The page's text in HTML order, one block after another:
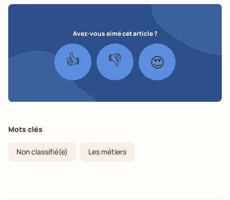
Avez-vous aimé cet article ?
👍 👎 😍
Mots clés
Non classifié(e) Les métiers